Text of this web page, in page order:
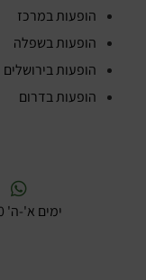
הופעות במרכז
הופעות בשפלה
הופעות בירושלים
הופעות בדרום
ימים א'-ה' 09:00-16:00